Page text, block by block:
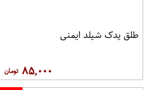
طلق یدک شیلد ایمنی
۸۵,۰۰۰